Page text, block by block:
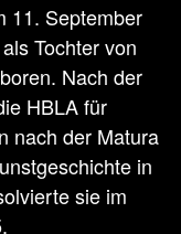
11. September
Tochter von
Nach der
HBLA für
nach der Matura
in
sie im